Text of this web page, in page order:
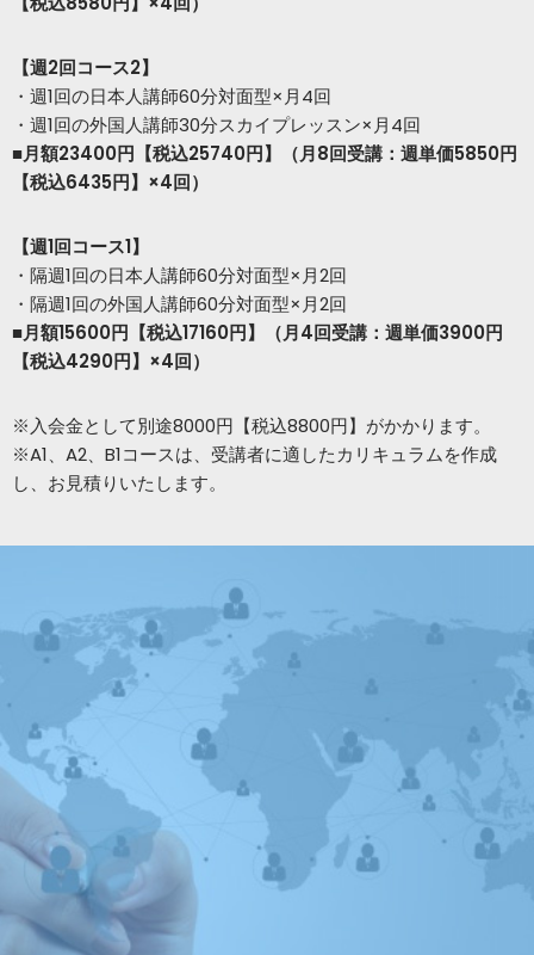
【週2回コース2】
・週1回の日本人講師60分対面型×月4回
・週1回の外国人講師30分スカイプレッスン×月4回
■月額23400円【税込25740円】（月8回受講：週単価5850円
【税込6435円】×4回）
【週1回コース1】
・隔週1回の日本人講師60分対面型×月2回
・隔週1回の外国人講師60分対面型×月2回
■月額15600円【税込17160円】（月4回受講：週単価3900円
【税込4290円】×4回）
※入会金として別途8000円【税込8800円】がかかります。
※A1、A2、B1コースは、受講者に適したカリキュラムを作成
し、お見積りいたします。